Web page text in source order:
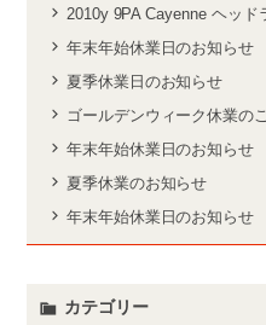
2010y 9PA Cayenne ヘッ
年末年始休業日のお知らせ
夏季休業日のお知らせ
ゴールデンウィーク休業の
年末年始休業日のお知らせ
夏季休業のお知らせ
年末年始休業日のお知らせ
カテゴリー